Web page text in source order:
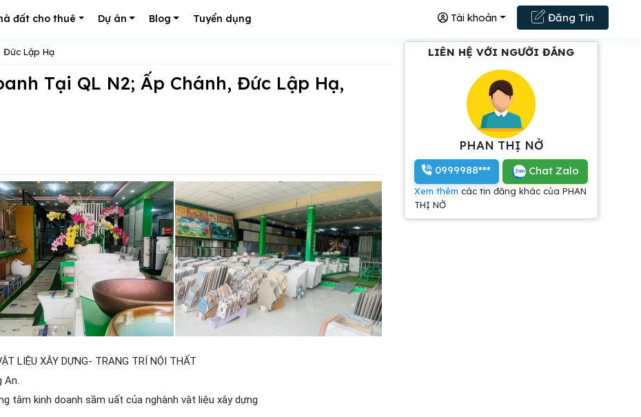
đất cho thuê Dự án Blog Tuyển dụng Đăng Tin
Tài khoản
Đức Lập Hạ
LIỆU XÂY DỰNG- TRANG TRÍ NỘI THẤT
An.
tâm kinh doanh sầm uất của nghành vật liệu xây dựng
LIÊN HỆ VỚI NGƯỜI ĐĂNG
PHAN THỊ NỞ
0999988*** Chat Zalo
Xem thêm các tin đăng khác của PHAN
THỊ NỞ